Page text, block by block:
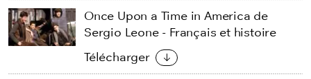
Once Upon a Time in America de
Sergio Leone - Français et histoire
Télécharger